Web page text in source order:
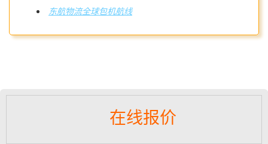
东航物流全球包机航线
在线报价